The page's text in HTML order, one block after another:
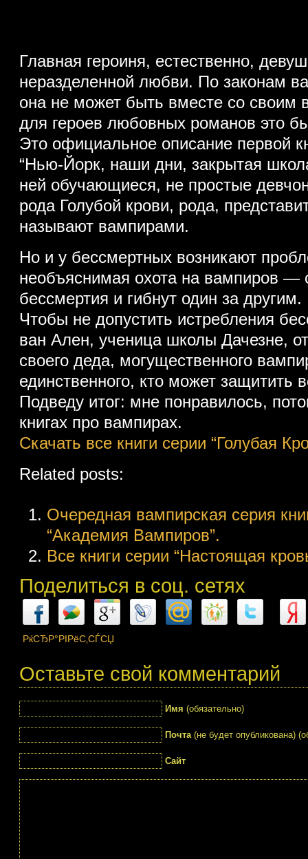
Главная героиня, естественно,
неразделенной любви. По законам
она не может быть вместе со своим
для героев любовных романов это
Это официальное описание первой
“Нью-Йорк, наши дни, закрытая
ней обучающиеся, не простые
рода Голубой крови, рода,
называют вампирами.
Но и у бессмертных возникают
необъяснимая охота на вампиров —
бессмертия и гибнут один за другим.
Чтобы не допустить истребления
ван Ален, ученица школы Дачезне,
своего деда, могущественного
единственного, кто может защитить
Подведу итог: мне понравилось,
книгах про вампирах.
Скачать все книги серии “Голубая
Related posts:
Очередная вампирская серия
“Академия Вампиров”.
Все книги серии “Настоящая
Поделиться в соц. сетях
РќСЂР°РІРёС‚СЃСЏ
Оставьте свой комментарий
Имя (обязательно)
Почта(не будет опубликована)
Сайт